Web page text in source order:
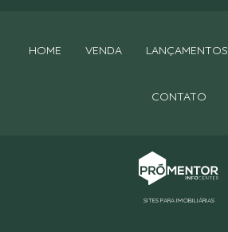
HOME VENDA LANÇAMENTOS
CONTATO
SITES PARA IMOBILIÁRIAS